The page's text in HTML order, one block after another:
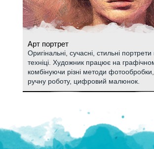
Арт портрет
Оригінальні, сучасні, стильні портрети
техніці. Художник працює на
комбінуючи різні методи
ручну роботу, цифровий малюнок.